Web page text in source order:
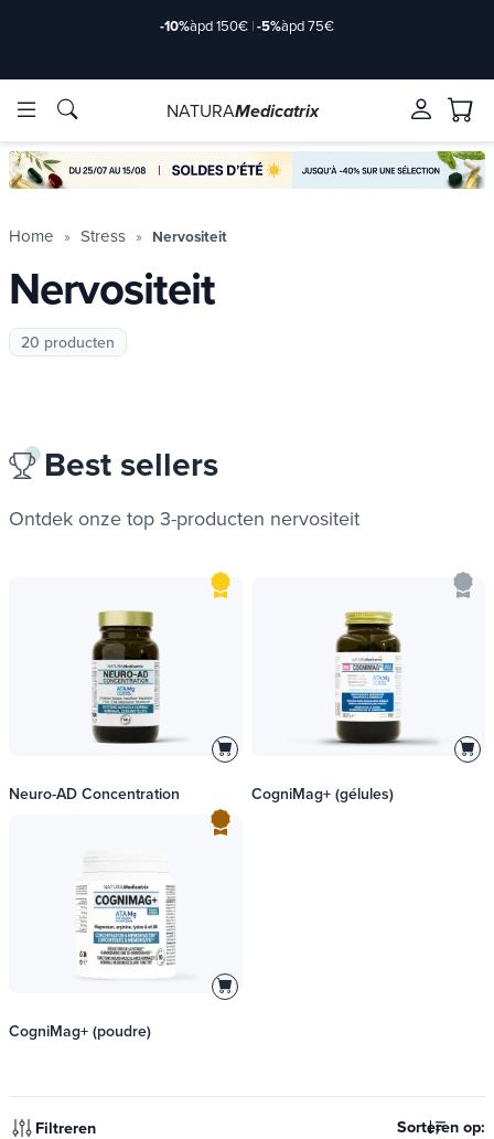
ingrediënten Merken
-10%àpd 150€ |-5%àpd 75€
ingrediënten Merken
NATURAMedicatrix
Home Stress Nervositeit
Nervositeit
20 producten
Best sellers
Ontdek onze top 3-producten nervositeit
Neuro-AD Concentration CogniMag+ (gélules)
CogniMag+ (poudre)
Filtreren Sorteren op: